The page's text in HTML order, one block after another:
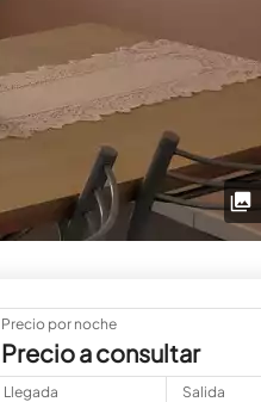
Precio por noche
Precio a consultar
Llegada Salida